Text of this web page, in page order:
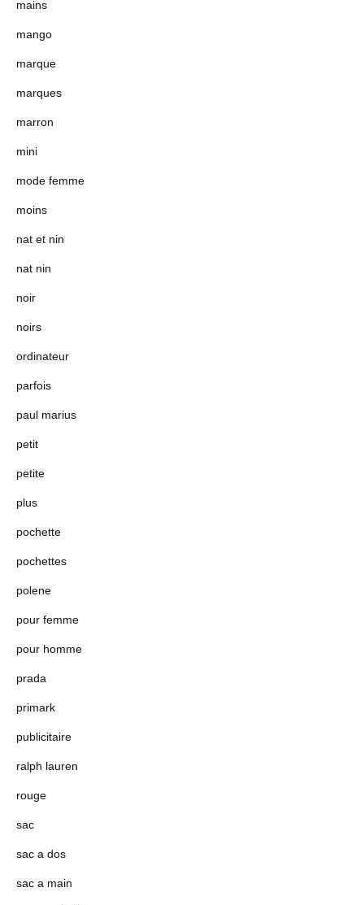
mains
mango
marque
marques
marron
mini
mode femme
moins
nat et nin
nat nin
noir
noirs
ordinateur
parfois
paul marius
petit
petite
plus
pochette
pochettes
polene
pour femme
pour homme
prada
primark
publicitaire
ralph lauren
rouge
sac
sac a dos
sac a main